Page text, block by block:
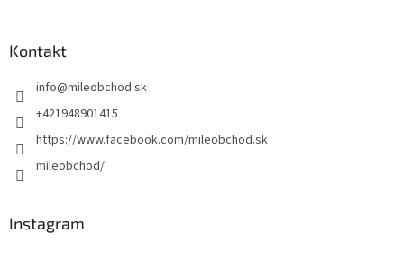
Kontakt
info@mileobchod.sk
+421948901415
https://www.facebook.com/mileobchod.sk
mileobchod/
Instagram